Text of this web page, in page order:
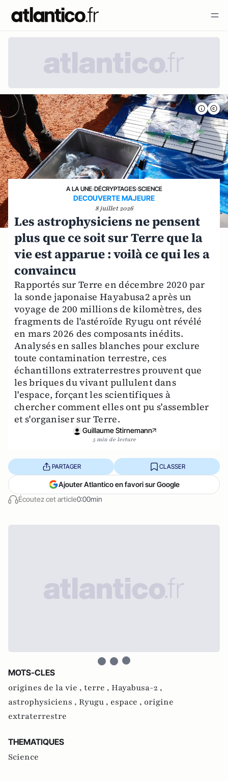
A LA UNE›DÉCRYPTAGES›SCIENCE
DECOUVERTE MAJEURE
8 juillet 2026
Les astrophysiciens ne pensent
plus que ce soit sur Terre que la
vie est apparue : voilà ce qui les a
convaincu
Rapportés sur Terre en décembre 2020 par
la sonde japonaise Hayabusa2 après un
voyage de 200 millions de kilomètres, des
fragments de l'astéroïde Ryugu ont révélé
en mars 2026 des composants inédits.
Analysés en salles blanches pour exclure
toute contamination terrestre, ces
échantillons extraterrestres prouvent que
les briques du vivant pullulent dans
l'espace, forçant les scientifiques à
chercher comment elles ont pu s'assembler
et s'organiser sur Terre.
Guillaume Stirnemann
5 min de lecture
Écoutez cet article0:00min
PARTAGER CLASSER
Ajouter Atlantico en favori sur Google
MOTS-CLES
origines de la vie , terre , Hayabusa-2 ,
astrophysiciens , Ryugu , espace , origine
extraterrestre
THEMATIQUES
Science